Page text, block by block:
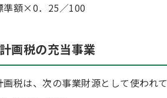
準額×0．25／100
画税の充当事業
画税は、次の事業財源として使われ